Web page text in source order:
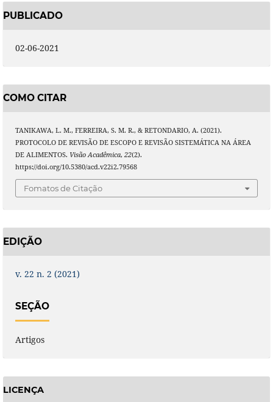
PUBLICADO
02-06-2021
COMO CITAR
TANIKAWA, L. M., FERREIRA, S. M. R., & RETONDARIO, A. (2021).
PROTOCOLO DE REVISÃO DE ESCOPO E REVISÃO SISTEMÁTICA NA ÁREA
DE ALIMENTOS. Visão Acadêmica, 22(2).
https://doi.org/10.5380/acd.v22i2.79568
Fomatos de Citação
EDIÇÃO
v. 22 n. 2 (2021)
SEÇÃO
Artigos
LICENÇA